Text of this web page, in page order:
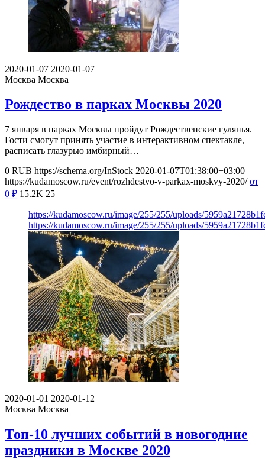
2020-01-07 2020-01-07
Москва Москва
Рождество в парках Москвы 2020
7 января в парках Москвы пройдут Рождественские гулянья.
Гости смогут принять участие в интерактивном спектакле,
расписать глазурью имбирный…
0 RUB https://schema.org/InStock 2020-01-07T01:38:00+03:00
https://kudamoscow.ru/event/rozhdestvo-v-parkax-moskvy-2020/ от
0 ₽ 15.2K 25
https://kudamoscow.ru/image/255/255/uploads/
https://kudamoscow.ru/image/255/255/uploads/
2020-01-01 2020-01-12
Москва Москва
Топ-10 лучших событий в новогодние
праздники в Москве 2020